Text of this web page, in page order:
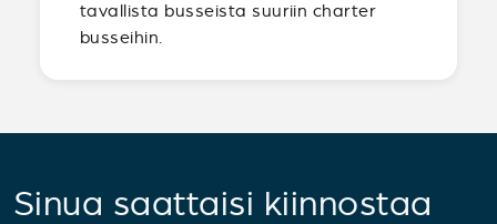
tavallista busseista suuriin charter
busseihin.
Sinua saattaisi kiinnostaa